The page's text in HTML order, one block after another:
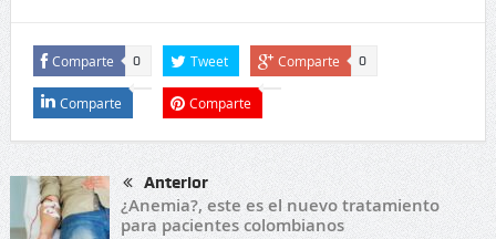
Comparte 0 Tweet Comparte 0
Comparte Comparte
Anterior
¿Anemia?, este es el nuevo tratamiento
para pacientes colombianos